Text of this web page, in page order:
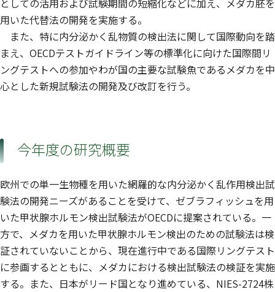
としての活用および試験期間の短縮化などに加え、メダカ胚を
用いた代替法の開発を実施する。
また、特に内分泌かく乱物質の検出法に関して国際動向を踏
まえ、OECDテストガイドライン等の標準化に向けた国際間リ
ングテストへの参加やわが国の主要な試験魚であるメダカを中
心とした新規試験法の開発及び改訂を行う。
今年度の研究概要
欧州での単一生物種を用いた網羅的な内分泌かく乱作用検出試
験法の開発ニーズがあることを受けて、ゼブラフィッシュを用
いた甲状腺ホルモン検出試験法がOECDに提案されている。一
方で、メダカを用いた甲状腺ホルモン検出のための試験法は検
証されていないことから、現在進行中である国際リングテスト
に参画するとともに、メダカにおける検出試験法の検証を実施
する。また、日本がリード国となり進めている、NIES-2724株